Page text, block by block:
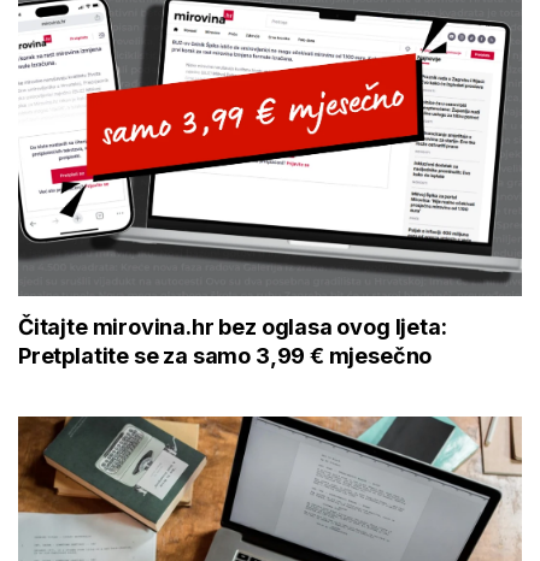
Čitajte mirovina.hr bez oglasa ovog ljeta:
Pretplatite se za samo 3,99 € mjesečno